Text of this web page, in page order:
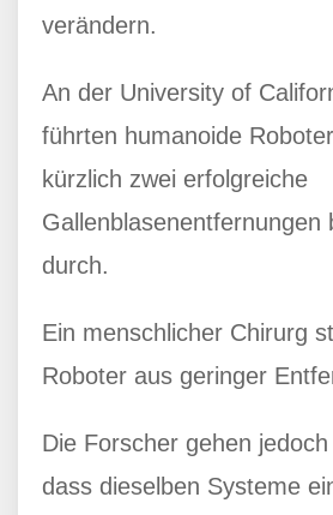
verändern.
An der University of
führten humanoide
kürzlich zwei erfolgreiche
Gallenblasenentfernungen
durch.
Ein menschlicher Chirurg
Roboter aus geringer
Die Forscher gehen
dass dieselben Systeme